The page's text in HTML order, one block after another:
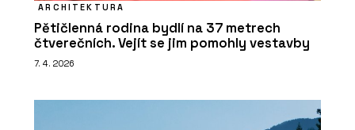
ARCHITEKTURA
Pětičlenná rodina bydlí na 37 metrech
čtverečních. Vejít se jim pomohly vestavby
7. 4. 2026